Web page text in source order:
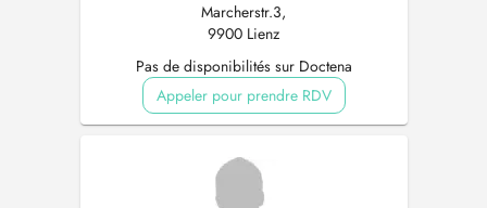
Marcherstr.3,
9900 Lienz
Pas de disponibilités sur Doctena
Appeler pour prendre RDV